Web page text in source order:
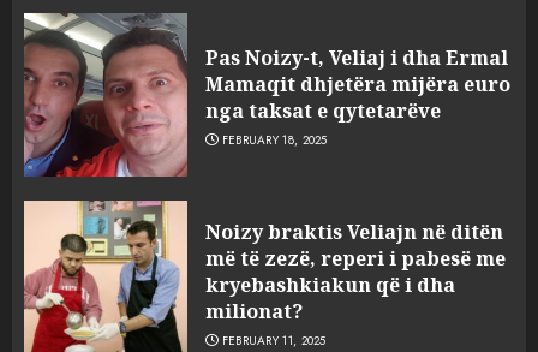
Pas Noizy-t, Veliaj i dha Ermal
Mamaqit dhjetëra mijëra euro
nga taksat e qytetarëve
FEBRUARY 18, 2025
Noizy braktis Veliajn në ditën
më të zezë, reperi i pabesë me
kryebashkiakun që i dha
milionat?
FEBRUARY 11, 2025
3
sulmuan “One Albania”,
ngjarja u fsheh. A u vodhën
serverat?
MARCH 25, 2025